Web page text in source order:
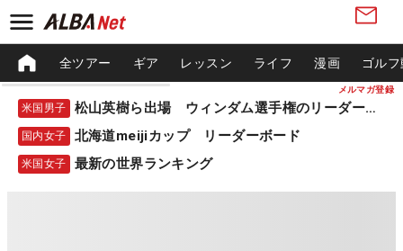
メルマガ登録
全ツアー ギア レッスン ライフ 漫画 ゴル
米国男子 松山英樹ら出場 ウィンダム選手権のリーダーボード
国内女子 北海道meijiカップ リーダーボード
米国女子 最新の世界ランキング